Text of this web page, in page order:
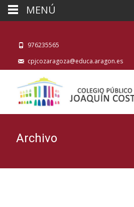
976235565
cpjcozaragoza@educa.aragon.es
Archivo
MENÚ